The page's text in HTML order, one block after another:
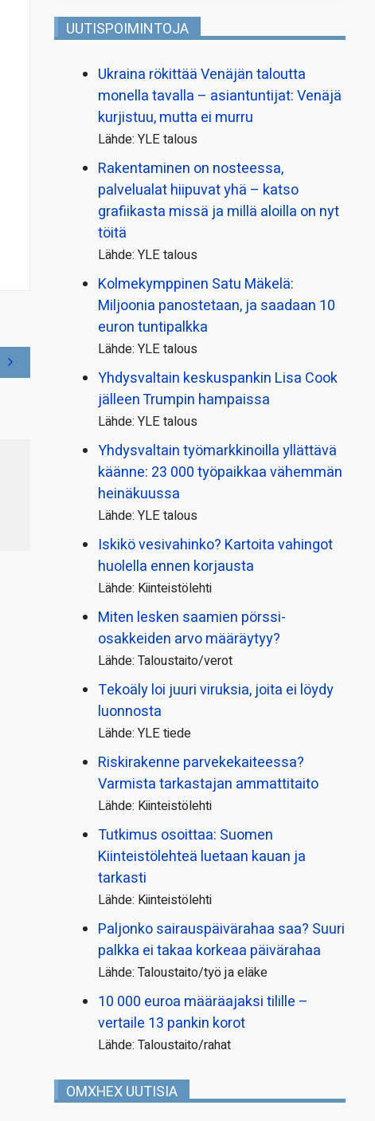
UUTISPOIMINTOJA
Ukraina rökittää Venäjän taloutta
monella tavalla – asiantuntijat: Venäjä
kurjistuu, mutta ei murru
Lähde: YLE talous
Rakentaminen on nosteessa,
palvelualat hiipuvat yhä – katso
grafiikasta missä ja millä aloilla on nyt
töitä
Lähde: YLE talous
Kolmekymppinen Satu Mäkelä:
Miljoonia panostetaan, ja saadaan 10
euron tuntipalkka
Lähde: YLE talous
Yhdysvaltain keskuspankin Lisa Cook
jälleen Trumpin hampaissa
Lähde: YLE talous
Yhdysvaltain työmarkkinoilla yllättävä
käänne: 23 000 työpaikkaa vähemmän
heinäkuussa
Lähde: YLE talous
Iskikö vesivahinko? Kartoita vahingot
huolella ennen korjausta
Lähde: Kiinteistölehti
Miten lesken saamien pörssi­
osakkeiden arvo määräytyy?
Lähde: Taloustaito/verot
Tekoäly loi juuri viruksia, joita ei löydy
luonnosta
Lähde: YLE tiede
Riskirakenne parvekekaiteessa?
Varmista tarkastajan ammattitaito
Lähde: Kiinteistölehti
Tutkimus osoittaa: Suomen
Kiinteistölehteä luetaan kauan ja
tarkasti
Lähde: Kiinteistölehti
Paljonko sairauspäivä­rahaa saa? Suuri
palkka ei takaa korkeaa päivärahaa
Lähde: Taloustaito/työ ja eläke
10 000 euroa määräajaksi tilille –
vertaile 13 pankin korot
Lähde: Taloustaito/rahat
OMXHEX UUTISIA